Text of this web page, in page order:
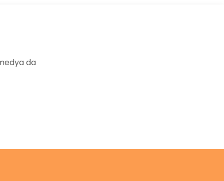
da